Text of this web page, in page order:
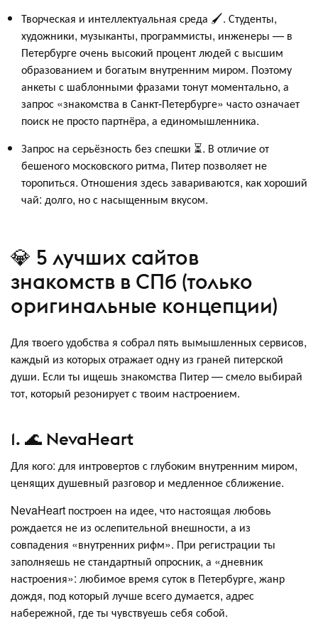
Творческая и интеллектуальная среда 🖌️. Студенты,
художники, музыканты, программисты, инженеры — в
Петербурге очень высокий процент людей с высшим
образованием и богатым внутренним миром. Поэтому
анкеты с шаблонными фразами тонут моментально, а
запрос «знакомства в Санкт-Петербурге» часто означает
поиск не просто партнёра, а единомышленника.
Запрос на серьёзность без спешки ⏳. В отличие от
бешеного московского ритма, Питер позволяет не
торопиться. Отношения здесь завариваются, как хороший
чай: долго, но с насыщенным вкусом.
💎 5 лучших сайтов
знакомств в СПб (только
оригинальные концепции)
Для твоего удобства я собрал пять вымышленных сервисов,
каждый из которых отражает одну из граней питерской
души. Если ты ищешь знакомства Питер — смело выбирай
тот, который резонирует с твоим настроением.
1. 🌊 NevaHeart
Для кого: для интровертов с глубоким внутренним миром,
ценящих душевный разговор и медленное сближение.
NevaHeart построен на идее, что настоящая любовь
рождается не из ослепительной внешности, а из
совпадения «внутренних рифм». При регистрации ты
заполняешь не стандартный опросник, а «дневник
настроения»: любимое время суток в Петербурге, жанр
дождя, под который лучше всего думается, адрес
набережной, где ты чувствуешь себя собой.